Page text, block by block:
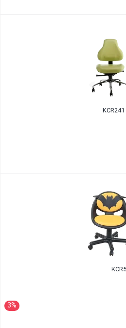
3%